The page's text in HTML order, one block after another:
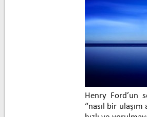
Henry Ford’un
“nasıl bir